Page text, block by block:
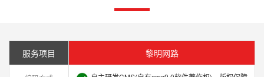
服务项目 黎明网路